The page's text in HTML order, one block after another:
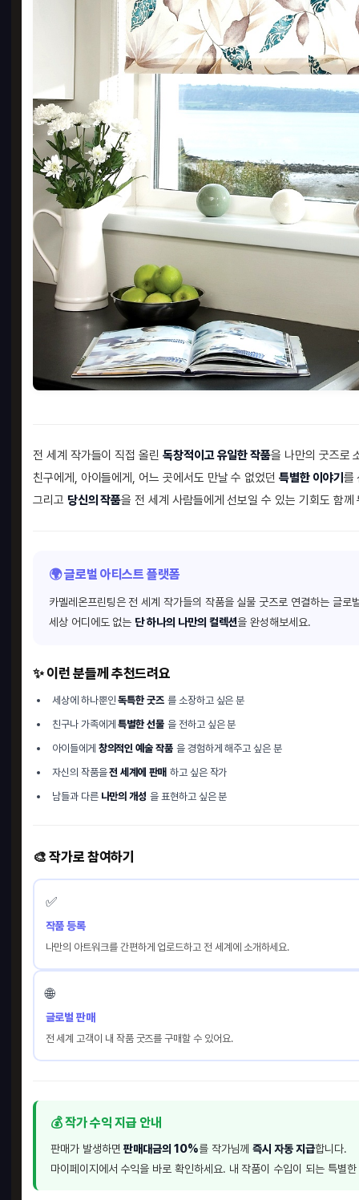
전 세계 작가들이 직접 올린 독창적이고 유일한 작품을 나만의 굿즈로
친구에게, 아이들에게, 어느 곳에서도 만날 수 없었던 특별한 이야기 를
그리고 당신의 작품을 전 세계 사람들에게 선보일 수 있는 기회도 함께
🌍 글로벌 아티스트 플랫폼
카멜레온프린팅은 전 세계 작가들의 작품을 실물 굿즈로 연결하는 글로
세상 어디에도 없는 단 하나의 나만의 컬렉션을 완성해보세요.
✨ 이런 분들께 추천드려요
세상에 하나뿐인독특한 굿즈 를 소장하고 싶은 분
친구나 가족에게특별한 선물 을 전하고 싶은 분
아이들에게 창의적인 예술 작품 을 경험하게 해주고 싶은 분
자신의 작품을전 세계에 판매 하고 싶은 작가
남들과 다른 나만의 개성 을 표현하고 싶은 분
🎨 작가로 참여하기
✅
작품 등록
나만의 아트워크를 간편하게 업로드하고 전 세계에 소개하세요.
🌐
글로벌 판매
전 세계 고객이 내 작품 굿즈를 구매할 수 있어요.
💰 작가 수익 지급 안내
판매가 발생하면판매대금의 10%를 작가님께즉시 자동 지급합니다.
마이페이지에서 수익을 바로 확인하세요. 내 작품이 수입이 되는 특별